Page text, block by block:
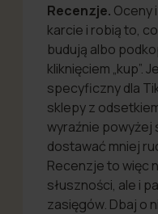
Recenzje. Oceny
karcie i robią to,
budują albo
kliknięciem „kup”.
specyficzny dla
sklepy z
wyraźnie powyżej
dostawać mniej
Recenzje to więc
słuszności, ale i
zasięgów. Dbaj o